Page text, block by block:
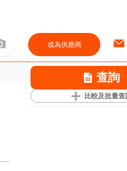
成為供應商
查詢
比較及批量查